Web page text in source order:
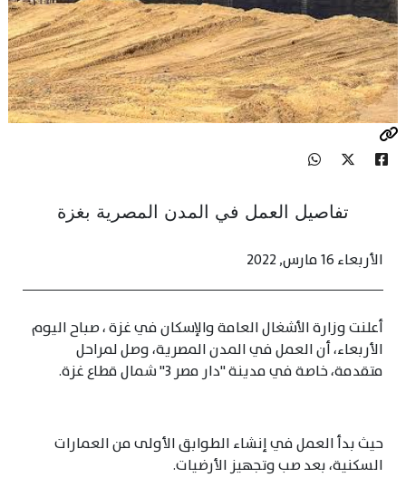
تفاصيل العمل في المدن المصرية بغزة
الأربعاء 16 مارس, 2022
أعلنت وزارة الأشغال العامة والإسكان في غزة ، صباح اليوم
الأربعاء، أن العمل في المدن المصرية، وصل لمراحل
متقدمة، خاصة في مدينة "دار مصر 3" شمال قطاع غزة.
حيث بدأ العمل في إنشاء الطوابق الأولى من العمارات
السكنية، بعد صب وتجهيز الأرضيات.